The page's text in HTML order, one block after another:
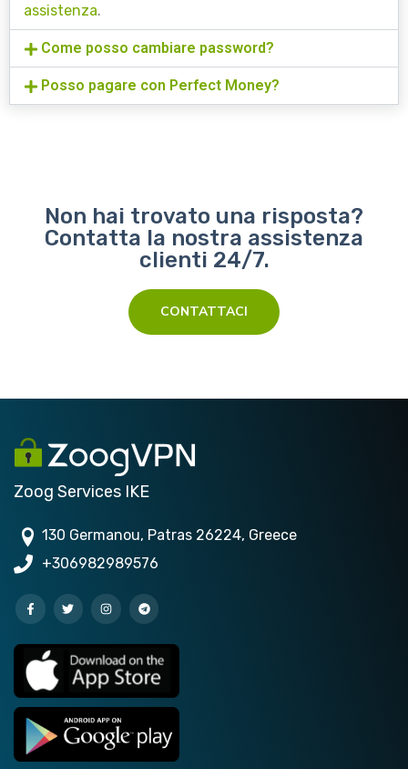
assistenza.
Come posso cambiare password?
Posso pagare con Perfect Money?
Non hai trovato una risposta?
Contatta la nostra assistenza
clienti 24/7.
CONTATTACI
Zoog Services IKE
130 Germanou, Patras 26224, Greece
+306982989576